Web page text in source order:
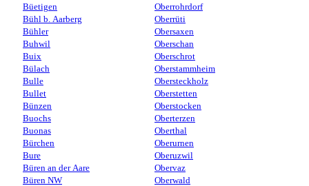
Büetigen
Bühl b. Aarberg
Bühler
Buhwil
Buix
Bülach
Bulle
Bullet
Bünzen
Buochs
Buonas
Bürchen
Bure
Büren an der Aare
Büren NW
Oberrohrdorf
Oberrüti
Obersaxen
Oberschan
Oberschrot
Oberstammheim
Obersteckholz
Oberstetten
Oberstocken
Oberterzen
Oberthal
Oberurnen
Oberuzwil
Obervaz
Oberwald